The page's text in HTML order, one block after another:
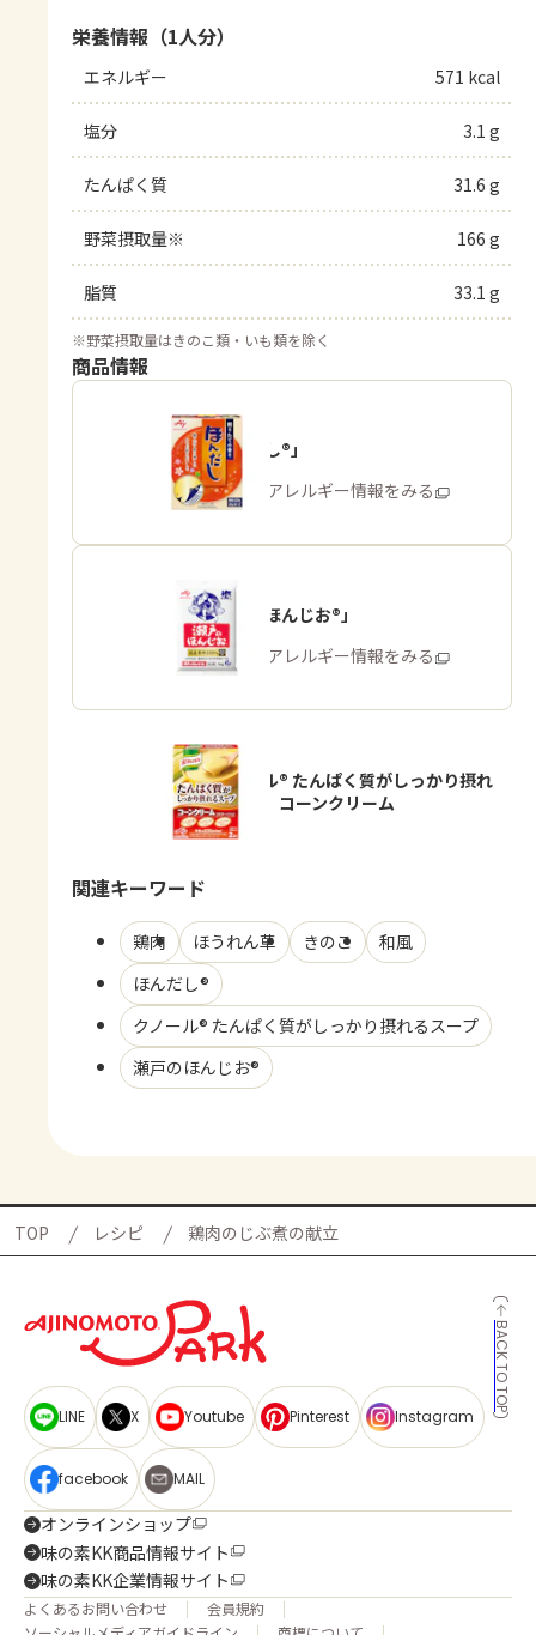
栄養情報（1人分）
エネルギー 571 kcal
塩分 3.1 g
たんぱく質 31.6 g
野菜摂取量※ 166 g
脂質 33.1 g
※野菜摂取量はきのこ類・いも類を除く
商品情報
「ほんだし®」
商品・アレルギー情報をみる
「瀬戸のほんじお®」
商品・アレルギー情報をみる
「クノール® たんぱく質がしっかり摂れ
るスープ」コーンクリーム
関連キーワード
鶏肉 ほうれん草 きのこ
和風
ほんだし®
クノール® たんぱく質がしっかり摂れるスープ
瀬戸のほんじお®
TOP レシピ 鶏肉のじぶ煮の献立
BACK TO TOP
LINE X Youtube Pinterest Instagram
facebook MAIL
オンラインショップ
味の素KK商品情報サイト
味の素KK企業情報サイト
よくあるお問い合わせ
会員規約